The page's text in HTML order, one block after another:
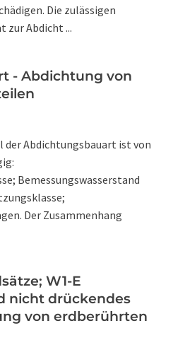
Die zulässigen
zur Abdicht ...
- Abdichtung von
der Abdichtungsbauart ist von
Bemessungswasserstand
Der Zusammenhang
W1-E
nicht drückendes
von erdberührten